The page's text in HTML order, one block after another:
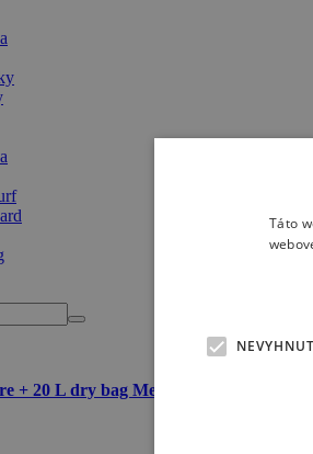
+ 20 L dry bag Meatfly zadarmo k
Táto